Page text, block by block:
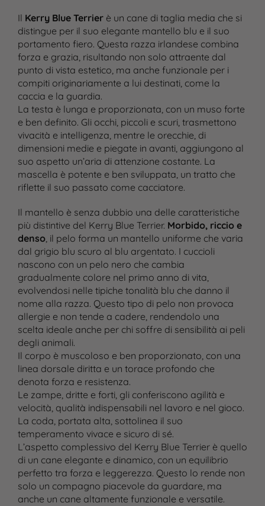
Il Kerry Blue Terrierè un cane di taglia media che si
distingue per il suo elegante mantello blu e il suo
portamento fiero. Questa razza irlandese combina
forza e grazia, risultando non solo attraente dal
punto di vista estetico, ma anche funzionale per i
compiti originariamente a lui destinati, come la
caccia e la guardia.
La testa è lunga e proporzionata, con un muso forte
e ben definito. Gli occhi, piccoli e scuri, trasmettono
vivacità e intelligenza, mentre le orecchie, di
dimensioni medie e piegate in avanti, aggiungono al
suo aspetto un’aria di attenzione costante. La
mascella è potente e ben sviluppata, un tratto che
riflette il suo passato come cacciatore.
Il mantello è senza dubbio una delle caratteristiche
più distintive del Kerry Blue Terrier. Morbido, riccio e
denso, il pelo forma un mantello uniforme che varia
dal grigio blu scuro al blu argentato. I cuccioli
nascono con un pelo nero che cambia
gradualmente colore nel primo anno di vita,
evolvendosi nelle tipiche tonalità blu che danno il
nome alla razza. Questo tipo di pelo non provoca
allergie e non tende a cadere, rendendolo una
scelta ideale anche per chi soffre di sensibilità ai peli
degli animali.
Il corpo è muscoloso e ben proporzionato, con una
linea dorsale diritta e un torace profondo che
denota forza e resistenza.
Le zampe, dritte e forti, gli conferiscono agilità e
velocità, qualità indispensabili nel lavoro e nel gioco.
La coda, portata alta, sottolinea il suo
temperamento vivace e sicuro di sé.
L’aspetto complessivo del Kerry Blue Terrier è quello
di un cane elegante e dinamico, con un equilibrio
perfetto tra forza e leggerezza. Questo lo rende non
solo un compagno piacevole da guardare, ma
anche un cane altamente funzionale e versatile.